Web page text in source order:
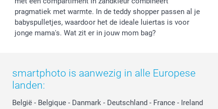
Influencer partnerprogramma
pragmatiek met warmte. In de teddy shopper passen al je
babyspulletjes, waardoor het de ideale luiertas is voor
jonge mama's. Wat zit er in jouw mom bag?
smartphoto is aanwezig in alle Europese
landen:
België - Belgique - Danmark - Deutschland - France - Ireland